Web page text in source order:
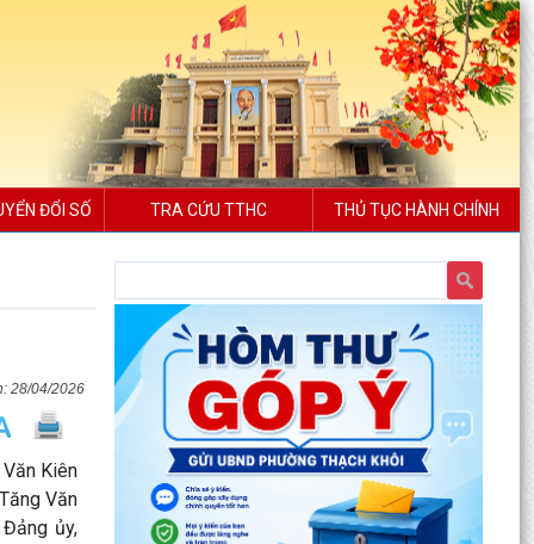
ĐỔI SỐ TRA CỨU TTHC THỦ TỤC HÀNH CHÍNH
28/04/2026
Kiên
Văn
ủy,